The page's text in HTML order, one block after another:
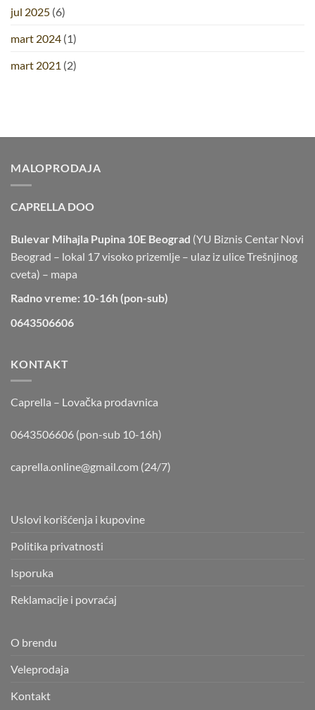
jul 2025 (6)
mart 2024 (1)
mart 2021 (2)
MALOPRODAJA
CAPRELLA DOO
Bulevar Mihajla Pupina 10E Beograd (YU Biznis Centar Novi
Beograd – lokal 17 visoko prizemlje – ulaz iz ulice Trešnjinog
cveta) – mapa
Radno vreme: 10-16h (pon-sub)
0643506606
KONTAKT
Caprella – Lovačka prodavnica
0643506606 (pon-sub 10-16h)
caprella.online@gmail.com (24/7)
Uslovi korišćenja i kupovine
Politika privatnosti
Isporuka
Reklamacije i povraćaj
O brendu
Veleprodaja
Kontakt